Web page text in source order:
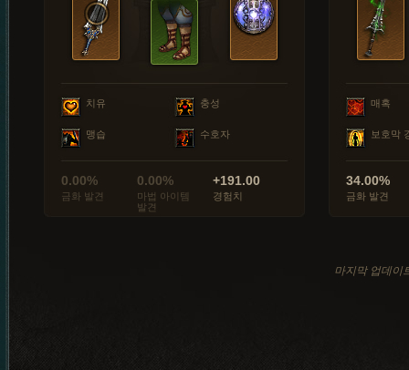
치유 충성
맹습 수호자
0.00%
금화 발견
0.00%
마법 아이템
발견
+191.00
경험치
매혹
보호막
34.00%
금화 발견
마지막 업데이